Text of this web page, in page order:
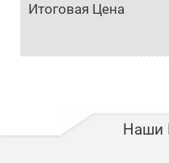
Багажник на крыше
Итоговая Цена
Наши